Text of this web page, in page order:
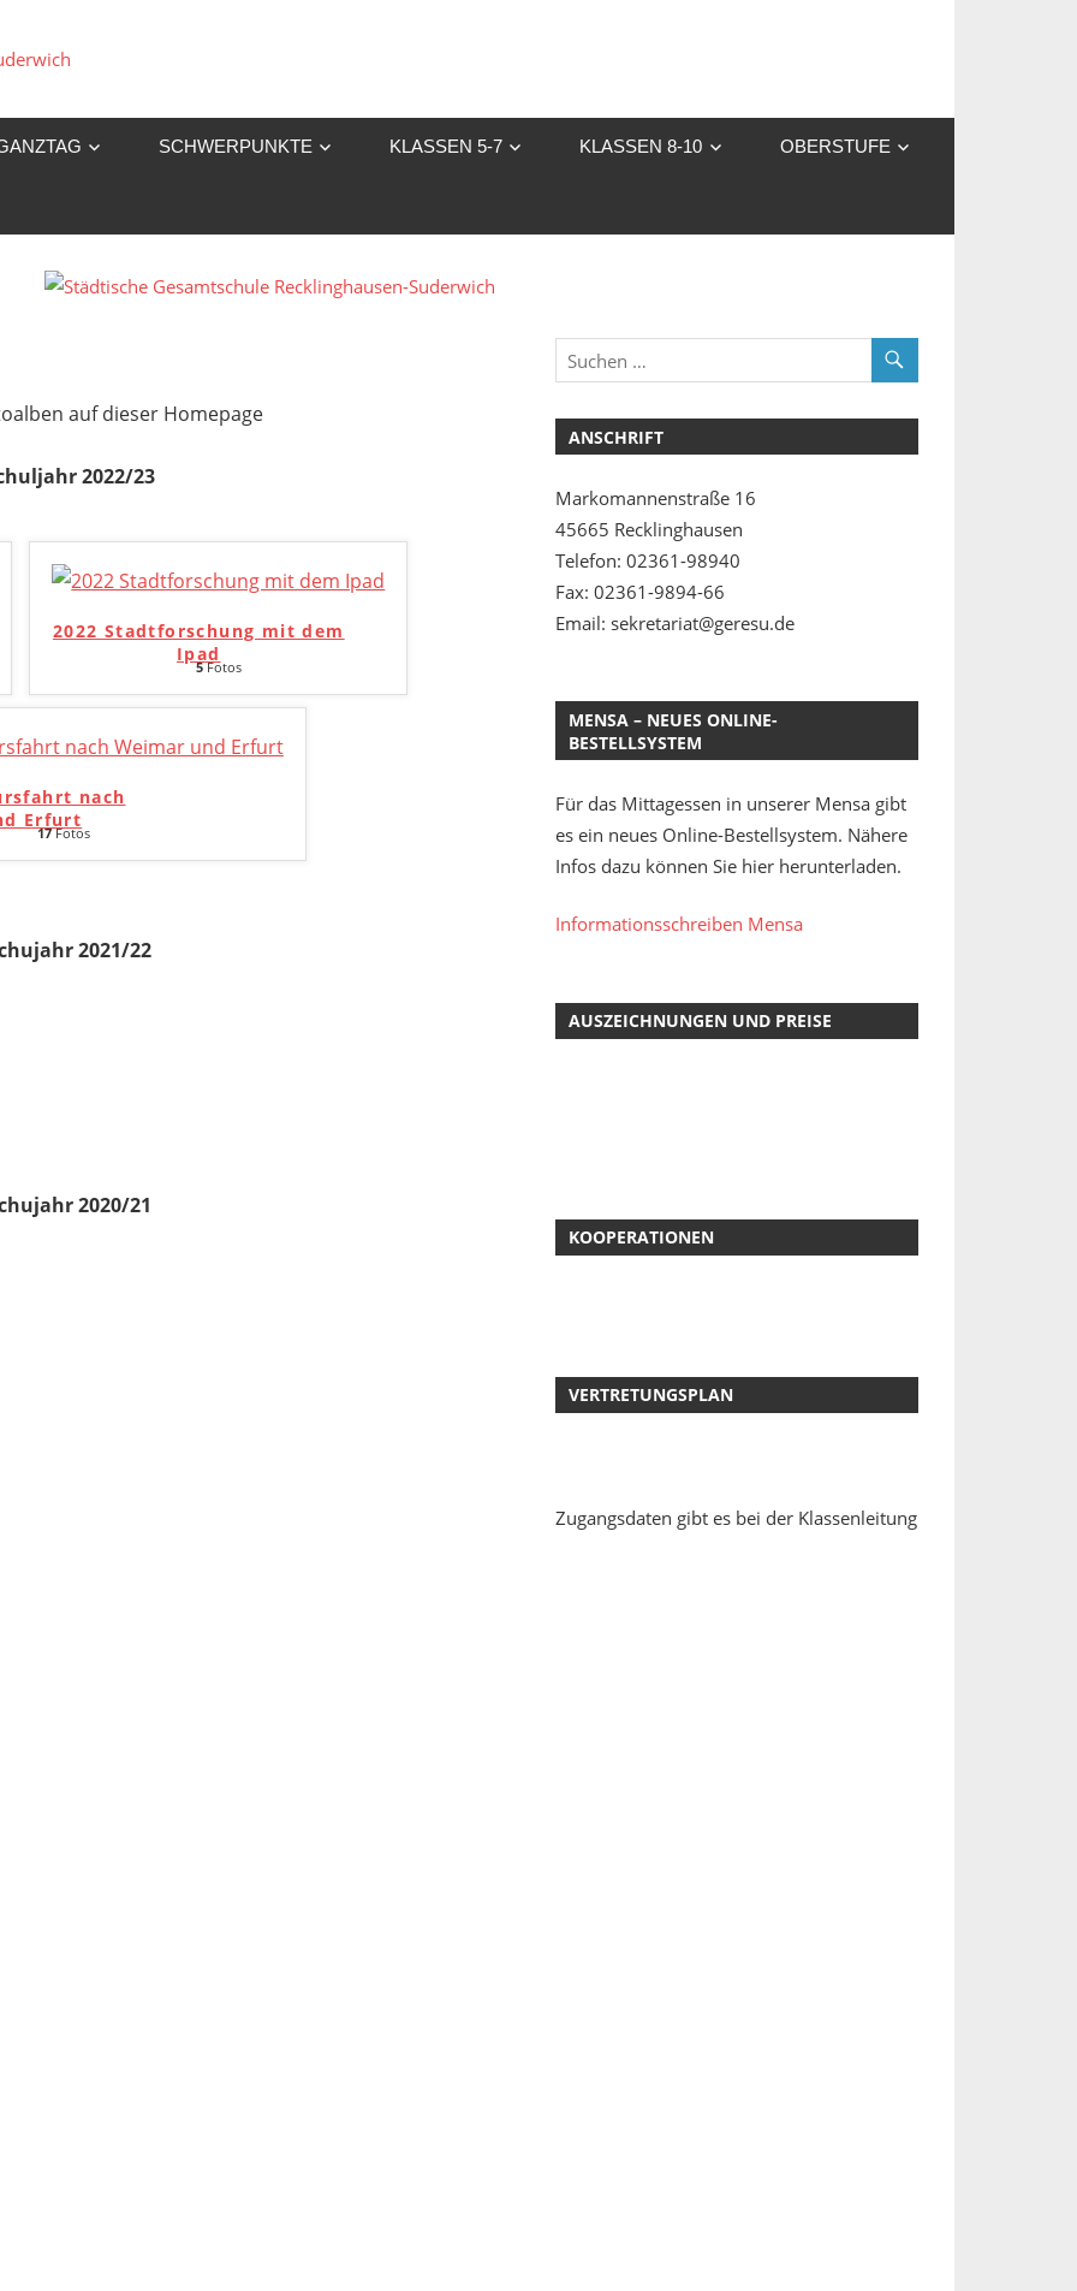
Gesamtschule
Suderwich
SCHWERPUNKTE KLASSEN 5-7 KLASSEN 8-10 OBERSTUFE
auf dieser Homepage
2022/23
2022 Stadtforschung mit dem
Ipad
5Fotos
nach
Erfurt
17Fotos
2021/22
2020/21
ANSCHRIFT
Markomannenstraße 16
45665 Recklinghausen
Telefon: 02361-98940
Fax: 02361-9894-66
Email: sekretariat@geresu.de
MENSA – NEUES ONLINE-
BESTELLSYSTEM
Für das Mittagessen in unserer Mensa gibt
es ein neues Online-Bestellsystem. Nähere
Infos dazu können Sie hier herunterladen.
Informationsschreiben Mensa
AUSZEICHNUNGEN UND PREISE
KOOPERATIONEN
VERTRETUNGSPLAN
Zugangsdaten gibt es bei der Klassenleitung